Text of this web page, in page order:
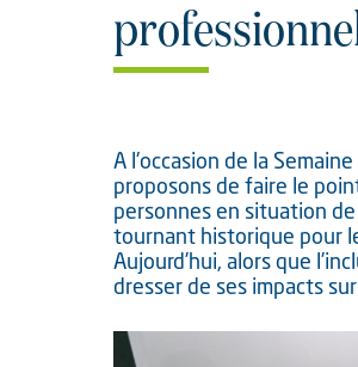
A l'occasion de la
proposons de faire le
personnes en situation
tournant historique pour
Aujourd’hui, alors que
dresser de ses impacts